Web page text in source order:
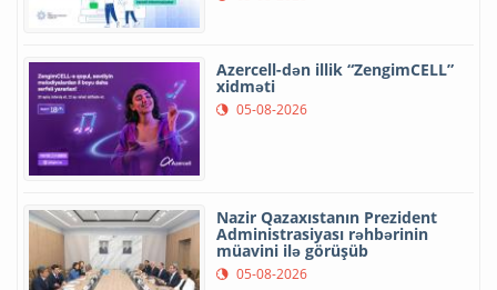
Azercell-dən illik “ZengimCELL”
xidməti
05-08-2026
Nazir Qazaxıstanın Prezident
Administrasiyası rəhbərinin
müavini ilə görüşüb
05-08-2026